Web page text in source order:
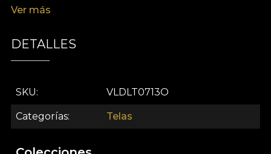
ciorchini generosi și flori agățătoare care se
de profunzime și culoare. Paleta cromatică adâncă,
cu nuanțe saturate de verde, auriu și accente
transformând orice decor într-o adevărată oază de
rafinament.
Royal Vines (Deep) este un material textil premium
Ver más
DETALLES
SKU VLDLT0713O
Categorías Telas